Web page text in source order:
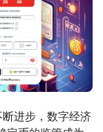
进步，数字经济